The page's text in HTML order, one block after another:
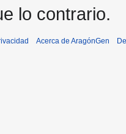
lo contrario.
Acerca de AragónGen